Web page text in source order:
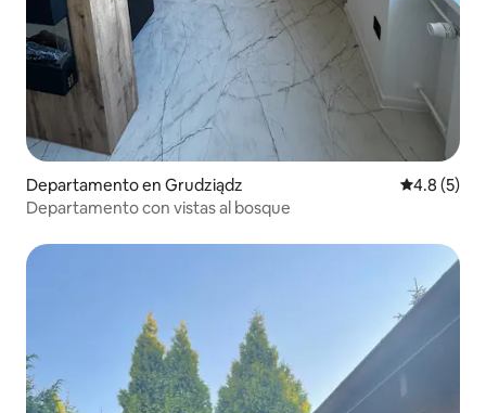
Departamento en Grudziądz
4.8 (5)
Departamento con vistas al bosque